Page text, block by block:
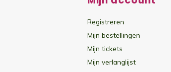
Registreren
Mijn bestellingen
Mijn tickets
Mijn verlanglijst